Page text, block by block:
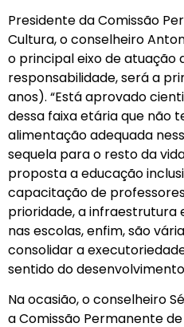
Presidente da Comissão
Cultura, o conselheiro
o principal eixo de atuação
responsabilidade, será a
anos). “Está aprovado
dessa faixa etária que não
alimentação adequada
sequela para o resto da
proposta a educação
capacitação de
prioridade, a infraestrutura
nas escolas, enfim, são
consolidar a
sentido do
Na ocasião, o conselheiro
a Comissão Permanente